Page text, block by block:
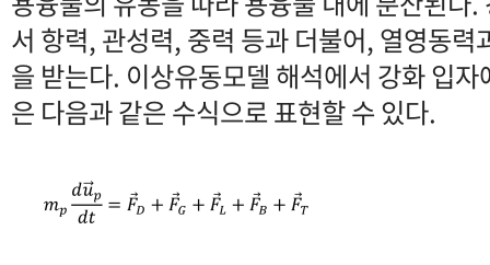
서 항력, 관성력, 중력 등과 더불어, 열영동력
을 받는다. 이상유동모델 해석에서 강화 입
은 다음과 같은 수식으로 표현할 수 있다.